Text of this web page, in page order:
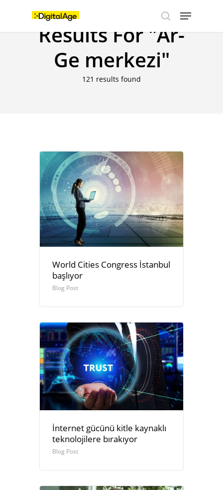
Menu
Results For "Ar-
Ge merkezi"
121 results found
World Cities Congress İstanbul
başlıyor
Blog Post
İnternet gücünü kitle kaynaklı
teknolojilere bırakıyor
Blog Post